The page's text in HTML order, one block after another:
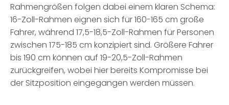
Rahmengrößen folgen dabei einem klaren Schema:
16-Zoll-Rahmen eignen sich für 160-165 cm große
Fahrer, während 17,5-18,5-Zoll-Rahmen für Personen
zwischen 175-185 cm konzipiert sind. Größere Fahrer
bis 190 cm können auf 19-20,5-Zoll-Rahmen
zurückgreifen, wobei hier bereits Kompromisse bei
der Sitzposition eingegangen werden müssen.